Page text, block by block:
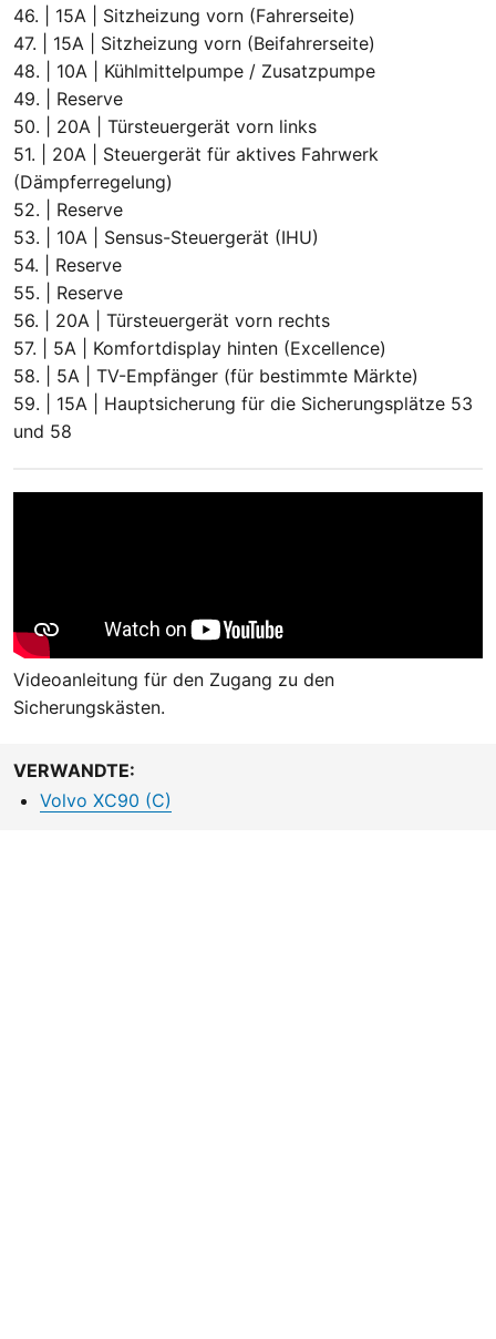
46. | 15A | Sitzheizung vorn (Fahrerseite)
47. | 15A | Sitzheizung vorn (Beifahrerseite)
48. | 10A | Kühlmittelpumpe / Zusatzpumpe
49. | Reserve
50. | 20A | Türsteuergerät vorn links
51. | 20A | Steuergerät für aktives Fahrwerk
(Dämpferregelung)
52. | Reserve
53. | 10A | Sensus-Steuergerät (IHU)
54. | Reserve
55. | Reserve
56. | 20A | Türsteuergerät vorn rechts
57. | 5A | Komfortdisplay hinten (Excellence)
58. | 5A | TV-Empfänger (für bestimmte Märkte)
59. | 15A | Hauptsicherung für die Sicherungsplätze 53
und 58
Videoanleitung für den Zugang zu den
Sicherungskästen.
VERWANDTE:
Volvo XC90 (C)